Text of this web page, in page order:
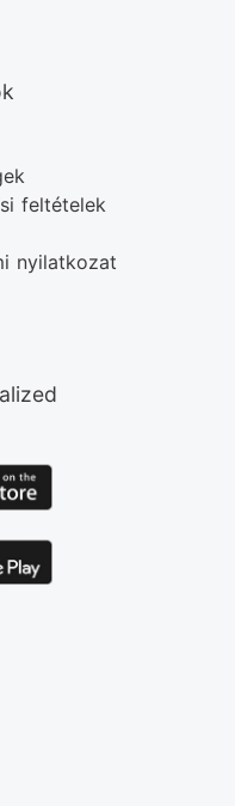
feltételek
nyilatkozat